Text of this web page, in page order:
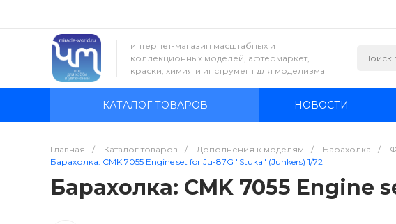
интернет-магазин масштабных и
коллекционных моделей, афтермаркет,
краски, химия и инструмент для моделизма
КАТАЛОГ ТОВАРОВ НОВОСТИ
Главная / Каталог товаров / Дополнения к моделям / Барахолка /
Барахолка: CMK 7055 Engine set for Ju-87G "Stuka" (Junkers) 1/72
Барахолка: CMK 7055 Engine